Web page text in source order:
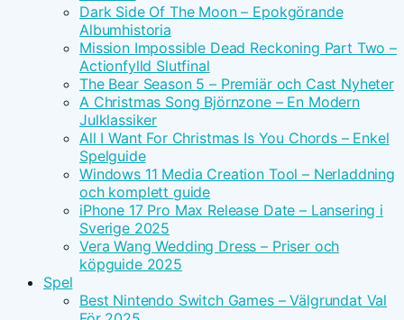
Dark Side Of The Moon – Epokgörande
Albumhistoria
Mission Impossible Dead Reckoning Part Two –
Actionfylld Slutfinal
The Bear Season 5 – Premiär och Cast Nyheter
A Christmas Song Björnzone – En Modern
Julklassiker
All I Want For Christmas Is You Chords – Enkel
Spelguide
Windows 11 Media Creation Tool – Nerladdning
och komplett guide
iPhone 17 Pro Max Release Date – Lansering i
Sverige 2025
Vera Wang Wedding Dress – Priser och
köpguide 2025
Spel
Best Nintendo Switch Games – Välgrundat Val